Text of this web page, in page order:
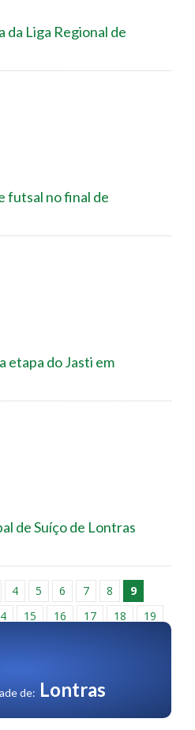
da Liga Regional de
futsal no final de
etapa do Jasti em
de Suíço de Lontras
4 5 6 7 8
9
15 16 17 18
19
de: Lontras